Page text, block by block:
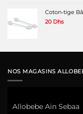
Coton-tige
20 Dhs
NOS MAGASINS
Allobebe Ain Sebaa